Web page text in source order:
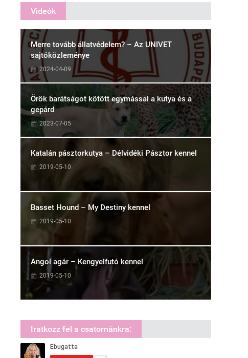
Videók
Merre tovább állatvédelem? – Az UNIVET
sajtóközleménye
2024-04-09
Örök barátságot kötött egymással a kutya és a
gepárd
2023-07-05
Katalán pásztorkutya – Délvidéki Pásztor kennel
2019-05-10
Basset Hound – My Destiny kennel
2019-05-10
Angol agár – Kengyelfutó kennel
2019-05-10
Iratkozz fel a csatornánkra: